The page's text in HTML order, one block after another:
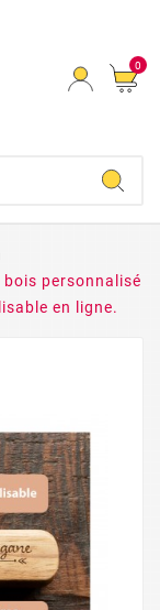
0
bois personnalisé
en ligne.